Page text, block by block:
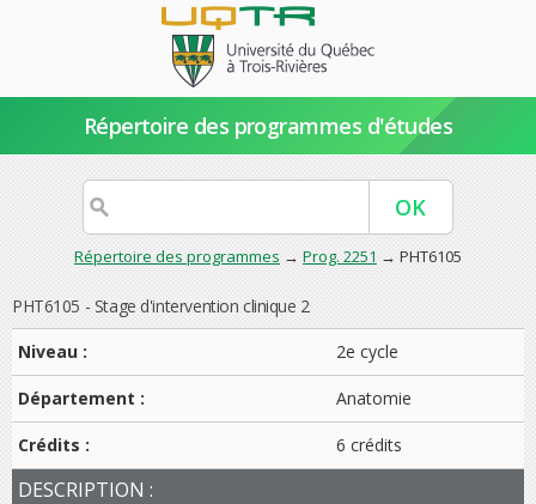
Répertoire des programmes d'études
Répertoire des programmes → Prog. 2251 → PHT6105
PHT6105 - Stage d'intervention clinique 2
Niveau :
2e cycle
Département : Anatomie
Crédits : 6 crédits
DESCRIPTION :